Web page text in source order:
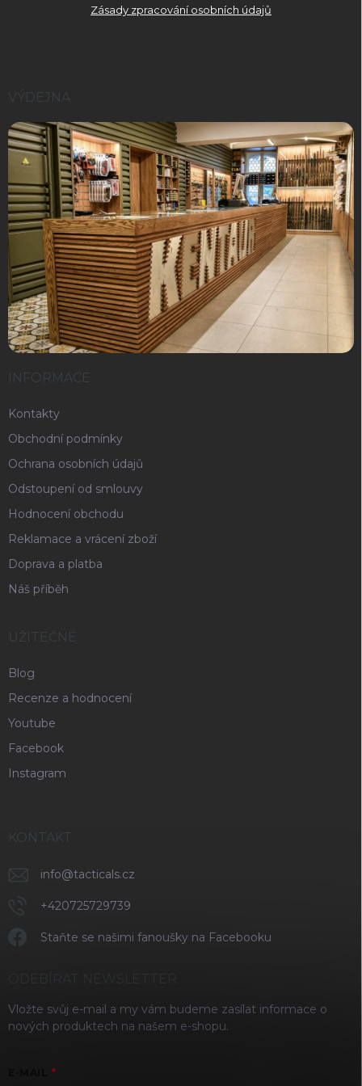
Zásady zpracování osobních údajů
VÝDEJNA
INFORMACE
Kontakty
Obchodní podmínky
Ochrana osobních údajů
Odstoupení od smlouvy
Hodnocení obchodu
Reklamace a vrácení zboží
Doprava a platba
Náš příběh
UŽITEČNÉ
Blog
Recenze a hodnocení
Youtube
Facebook
Instagram
KONTAKT
info@tacticals.cz
+420725729739
Staňte se našimi fanoušky na Facebooku
Vložte svůj e-mail a my vám budeme zasílat informace o
nových produktech na našem e-shopu.